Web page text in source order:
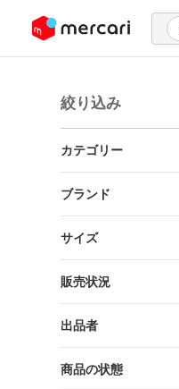
ツにスキップ
絞り込み
カテゴリー
ブランド
サイズ
販売状況
出品者
商品の状態